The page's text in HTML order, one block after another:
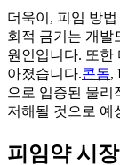
더욱이, 피임 방
회적 금기는 개발
원인입니다. 또한
아졌습니다.콘돔,
으로 입증된 물리
저해될 것으로 예
피임약 시